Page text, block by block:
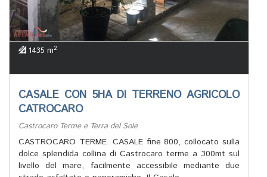
1435 m2
CASALE CON 5HA DI TERRENO AGRICOLO
CATROCARO
Castrocaro Terme e Terra del Sole
CASTROCARO TERME. CASALE fine 800, collocato sulla
dolce splendida collina di Castrocaro terme a 300mt sul
livello del mare, facilmente accessibile mediante due